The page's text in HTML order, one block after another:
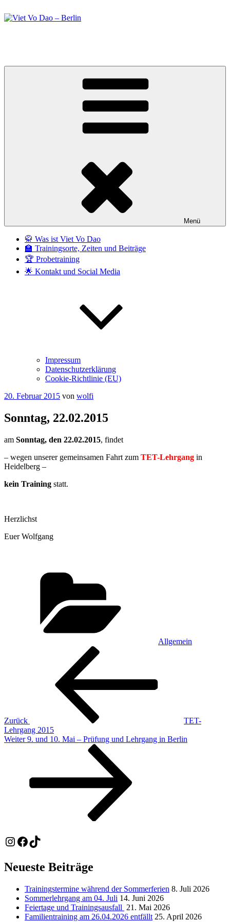
Inhalt
Menü
🥋 Was ist Viet Vo Dao
🏫 Trainingsorte, Zeiten und Beiträge
🏆 Probetraining
🌟 Kontakt und Social Media
Impressum
Datenschutzerklärung
Cookie-Richtlinie (EU)
Veröffentlicht
20. Februar 2015 von wolfi
Sonntag, 22.02.2015
am Sonntag, den 22.02.2015, findet
– wegen unserer gemeinsamen Fahrt zum TET-Lehrgang in
Heidelberg –
kein Training statt.
Herzlichst
Euer Wolfgang
Allgemein
Beitragsnavigation
Zurück
TET-
Lehrgang 2015
Nächster
Weiter 9. und 10. Mai – Prüfung und Lehrgang in Berlin
Instagram
Facebook
TikTok
Neueste Beiträge
Trainingstermine während der Sommerferien 8. Juli 2026
Sommerlehrgang am 04. Juli 14. Juni 2026
Feiertage und Trainingsausfall 21. Mai 2026
Familientraining am 26.04.2026 entfällt 25. April 2026